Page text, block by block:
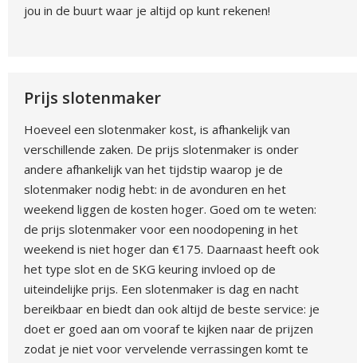
jou in de buurt waar je altijd op kunt rekenen!
Prijs slotenmaker
Hoeveel een slotenmaker kost, is afhankelijk van
verschillende zaken. De prijs slotenmaker is onder
andere afhankelijk van het tijdstip waarop je de
slotenmaker nodig hebt: in de avonduren en het
weekend liggen de kosten hoger. Goed om te weten:
de prijs slotenmaker voor een noodopening in het
weekend is niet hoger dan €175. Daarnaast heeft ook
het type slot en de SKG keuring invloed op de
uiteindelijke prijs. Een slotenmaker is dag en nacht
bereikbaar en biedt dan ook altijd de beste service: je
doet er goed aan om vooraf te kijken naar de prijzen
zodat je niet voor vervelende verrassingen komt te